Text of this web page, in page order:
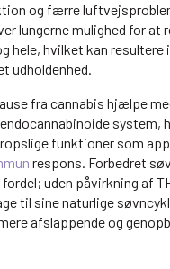
og færre
lungerne mulighed for at
hele, hvilket kan resultere
udholdenhed.
fra cannabis hjælpe
system,
funktioner som
respons. Forbedret
uden påvirkning af
til sine naturlige
afslappende og